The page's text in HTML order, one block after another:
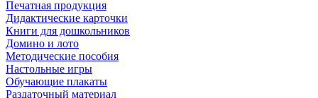
Печатная продукция
Дидактические карточки
Книги для дошкольников
Домино и лото
Методические пособия
Настольные игры
Обучающие плакаты
Раздаточный материал